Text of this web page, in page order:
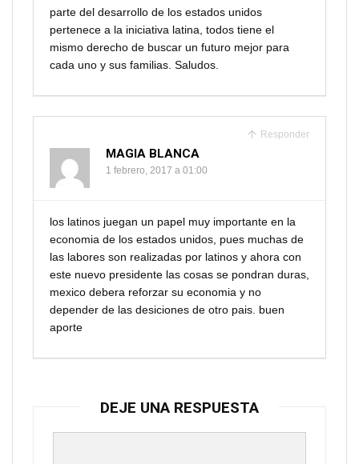
parte del desarrollo de los estados unidos
pertenece a la iniciativa latina, todos tiene el
mismo derecho de buscar un futuro mejor para
cada uno y sus familias. Saludos.
Responder
MAGIA BLANCA
1 febrero, 2017 a 01:00
los latinos juegan un papel muy importante en la
economia de los estados unidos, pues muchas de
las labores son realizadas por latinos y ahora con
este nuevo presidente las cosas se pondran duras,
mexico debera reforzar su economia y no
depender de las desiciones de otro pais. buen
aporte
DEJE UNA RESPUESTA